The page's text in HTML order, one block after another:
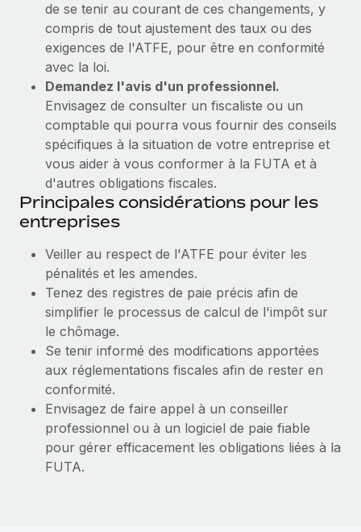
de se tenir au courant de ces changements, y
compris de tout ajustement des taux ou des
exigences de l'ATFE, pour être en conformité
avec la loi.
Demandez l'avis d'un professionnel.
Envisagez de consulter un fiscaliste ou un
comptable qui pourra vous fournir des conseils
spécifiques à la situation de votre entreprise et
vous aider à vous conformer à la FUTA et à
d'autres obligations fiscales.
Principales considérations pour les
entreprises
Veiller au respect de l'ATFE pour éviter les
pénalités et les amendes.
Tenez des registres de paie précis afin de
simplifier le processus de calcul de l'impôt sur
le chômage.
Se tenir informé des modifications apportées
aux réglementations fiscales afin de rester en
conformité.
Envisagez de faire appel à un conseiller
professionnel ou à un logiciel de paie fiable
pour gérer efficacement les obligations liées à la
FUTA.